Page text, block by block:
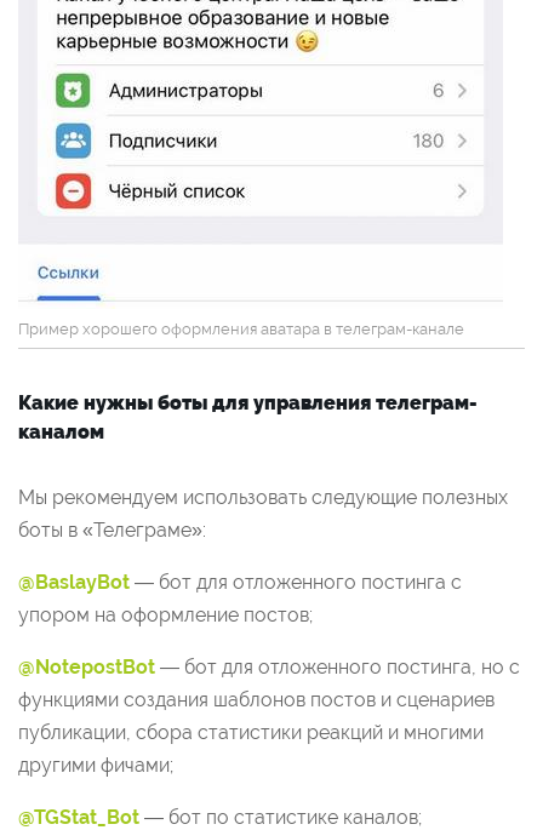
Пример хорошего оформления аватара в телеграм-канале
Какие нужны боты для управления телеграм-
каналом
Мы рекомендуем использовать следующие полезных
боты в «Телеграме»:
@BaslayBot — бот для отложенного постинга с
упором на оформление постов;
@NotepostBot — бот для отложенного постинга, но с
функциями создания шаблонов постов и сценариев
публикации, сбора статистики реакций и многими
другими фичами;
@TGStat_Bot — бот по статистике каналов;